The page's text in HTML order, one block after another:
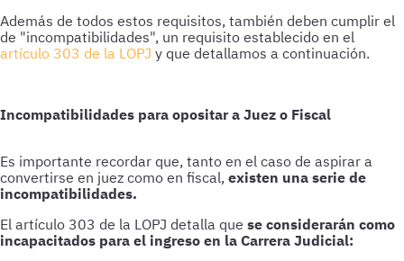
Además de todos estos requisitos, también deben cumplir el
de "incompatibilidades", un requisito establecido en el
artículo 303 de la LOPJ y que detallamos a continuación.
Incompatibilidades para opositar a Juez o Fiscal
Es importante recordar que, tanto en el caso de aspirar a
convertirse en juez como en fiscal, existen una serie de
incompatibilidades.
El artículo 303 de la LOPJ detalla que se considerarán como
incapacitados para el ingreso en la Carrera Judicial: